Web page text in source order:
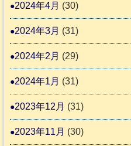
2024年4月 (30)
2024年3月 (31)
2024年2月 (29)
2024年1月 (31)
2023年12月 (31)
2023年11月 (30)